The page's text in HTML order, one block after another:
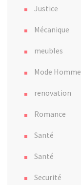
Justice
Mécanique
meubles
Mode Homme
renovation
Romance
Santé
Santé
Securité